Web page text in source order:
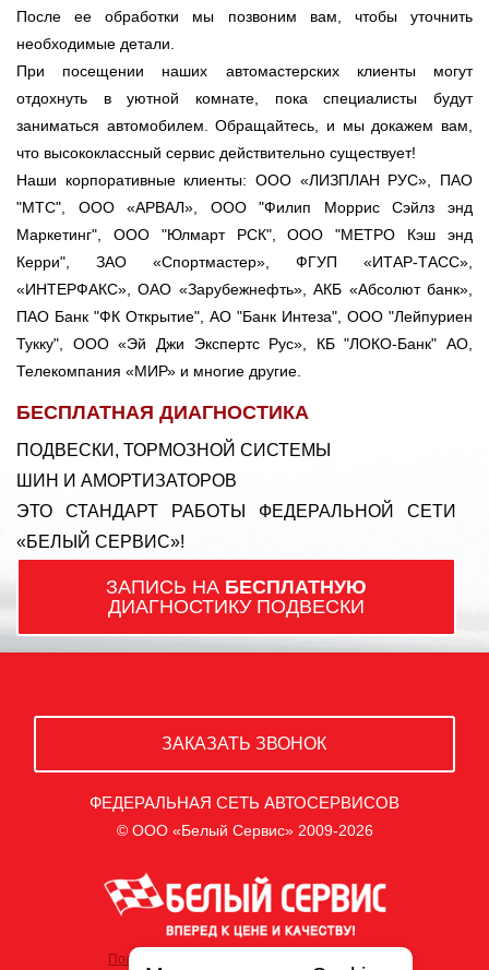
После ее обработки мы позвоним вам, чтобы уточнить
необходимые детали.
При посещении наших автомастерских клиенты могут
отдохнуть в уютной комнате, пока специалисты будут
заниматься автомобилем. Обращайтесь, и мы докажем вам,
что высококлассный сервис действительно существует!
Наши корпоративные клиенты: ООО «ЛИЗПЛАН РУС», ПАО
"МТС", ООО «АРВАЛ», ООО "Филип Моррис Сэйлз энд
Маркетинг", ООО "Юлмарт РСК", ООО "МЕТРО Кэш энд
Керри", ЗАО «Спортмастер», ФГУП «ИТАР-ТАСС»,
«ИНТЕРФАКС», ОАО «Зарубежнефть», АКБ «Абсолют банк»,
ПАО Банк "ФК Открытие", АО "Банк Интеза", ООО "Лейпуриен
Тукку", ООО «Эй Джи Экспертс Рус», КБ "ЛОКО-Банк" АО,
Телекомпания «МИР» и многие другие.
БЕСПЛАТНАЯ ДИАГНОСТИКА
ПОДВЕСКИ, ТОРМОЗНОЙ СИСТЕМЫ
ШИН И АМОРТИЗАТОРОВ
ЭТО СТАНДАРТ РАБОТЫ ФЕДЕРАЛЬНОЙ СЕТИ
«БЕЛЫЙ СЕРВИС»!
ЗАПИСЬ НА БЕСПЛАТНУЮ
ДИАГНОСТИКУ ПОДВЕСКИ
ЗАКАЗАТЬ ЗВОНОК
ФЕДЕРАЛЬНАЯ СЕТЬ АВТОСЕРВИСОВ
© ООО «Белый Сервис» 2009-2026
Политика обработки персональных данных